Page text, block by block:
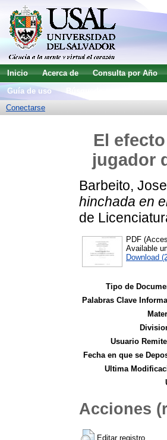
Inicio Acerca de Consulta por Año
Guía de uso
Conectarse
El
jugador
Barbeito,
hinchada en
de
PDF
Available
Download
Tipo de
Palabras Clave
Usuario
Fecha en que se
Ultima
Acciones
Editar registro